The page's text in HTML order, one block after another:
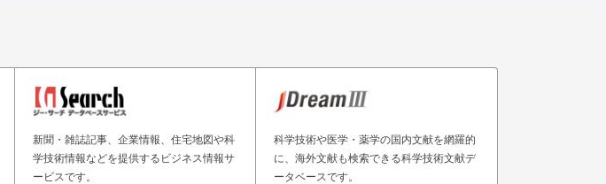
新聞・雑誌記事、企業情報、住宅地図や科
学技術情報などを提供するビジネス情報サ
ービスです。
科学技術や医学・薬学の国内文献を網羅的
に、海外文献も検索できる科学技術文献デ
ータベースです。